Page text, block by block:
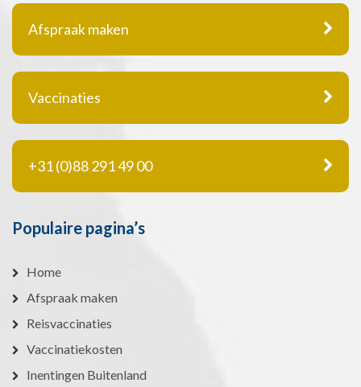
Afspraak maken
Vaccinaties
+31 (0)88 291 49 00
Populaire pagina’s
Home
Afspraak maken
Reisvaccinaties
Vaccinatiekosten
Inentingen Buitenland